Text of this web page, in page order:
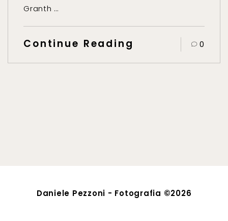
Granth …
Continue Reading 0
Daniele Pezzoni - Fotografia ©2026